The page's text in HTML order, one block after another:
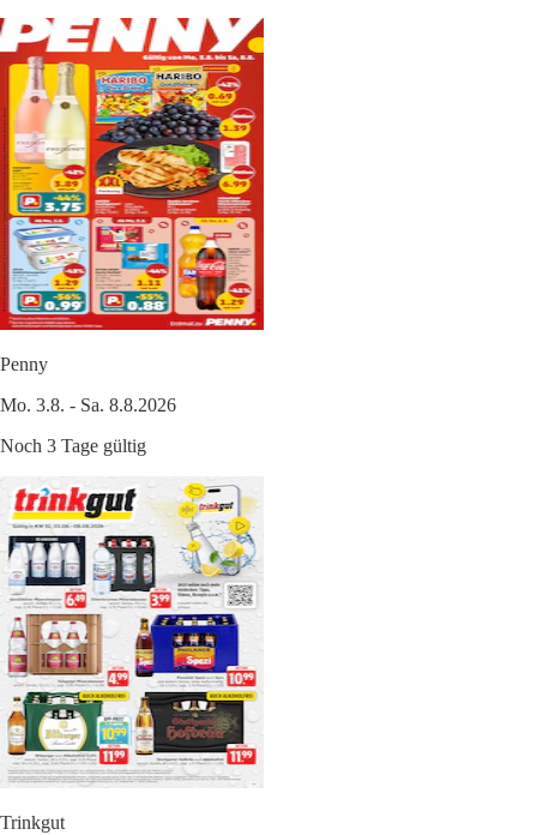
Penny
Mo. 3.8. - Sa. 8.8.2026
Noch 3 Tage gültig
Trinkgut